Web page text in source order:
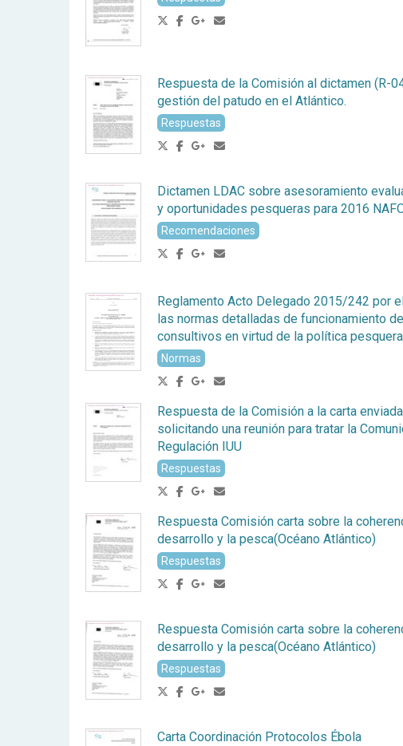
Respuesta de la Comisión al dictamen (R-
gestión del patudo en el Atlántico.
Respuestas
Dictamen LDAC sobre asesoramiento
y oportunidades pesqueras para 2016
Recomendaciones
Reglamento Acto Delegado 2015/242 por
las normas detalladas de funcionamiento
consultivos en virtud de la política
Normas
Respuesta de la Comisión a la carta
solicitando una reunión para tratar la
Regulación IUU
Respuestas
Respuesta Comisión carta sobre la
desarrollo y la pesca(Océano Atlántico)
Respuestas
Respuesta Comisión carta sobre la
desarrollo y la pesca(Océano Atlántico)
Respuestas
Carta Coordinación Protocolos Ébola